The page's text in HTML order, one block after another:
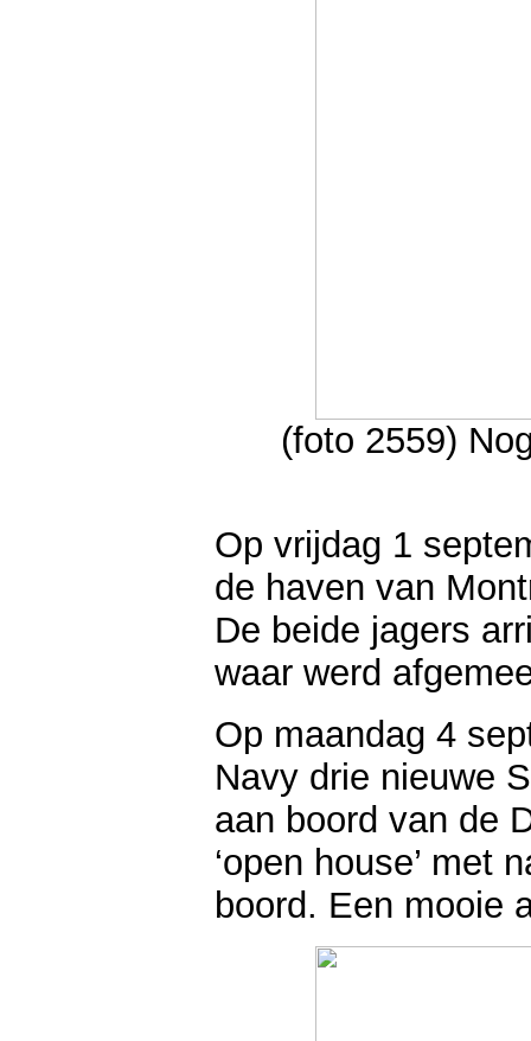
(foto 2559)
Op vrijdag 1
de haven van
De beide jagers
waar werd
Op maandag 4
Navy drie nieuwe
aan boord van de
‘open house’ met
boord. Een mooie